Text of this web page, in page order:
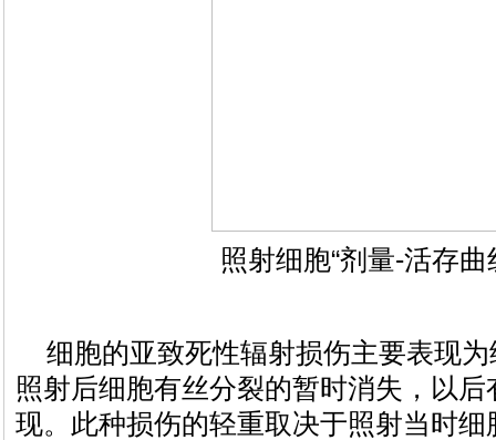
照射细胞“剂量-活存曲
细胞的亚致死性辐射损伤主要表现
照射后细胞有丝分裂的暂时消失，以
现。此种损伤的轻重取决于照射当时